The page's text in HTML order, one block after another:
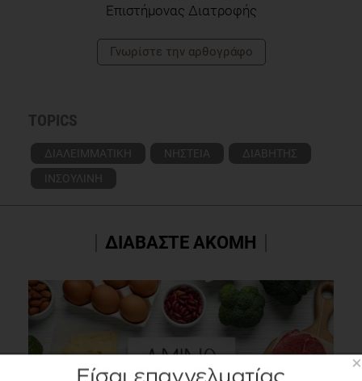
Επιστήμονας Διατροφής
Γνωρίστε την αρθογράφο
TOPICS
ΔΙΑΛΕΙΜΜΑΤΙΚΗ ΝΗΣΤΕΙΑ
ΔΙΑΒΗΤΗΣ
ΙΝΣΟΥΛΙΝΗ
ΔΙΑΒΑΣΤΕ ΑΚΟΜΗ
×